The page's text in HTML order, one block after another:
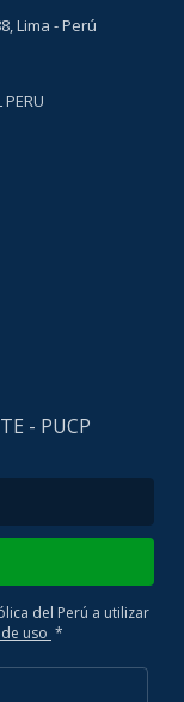
Lima - Perú
PERU
- PUCP
del Perú a utilizar
uso *